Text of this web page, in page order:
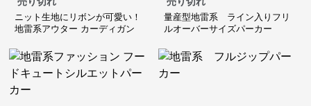
ニット生地にリボンが可愛い！
地雷系アウター カーディガン
量産型地雷系 ライン入りフリ
ルオーバーサイズパーカー